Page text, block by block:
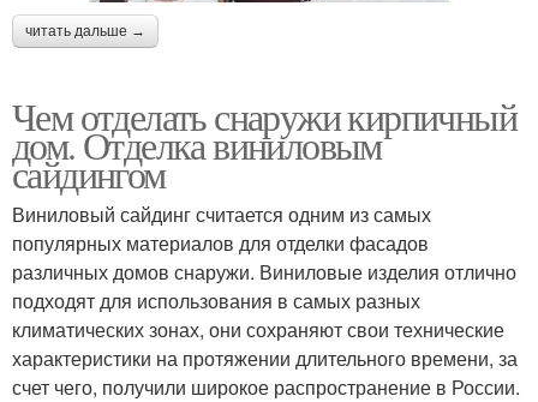
читать дальше →
Чем отделать снаружи кирпичный
дом. Отделка виниловым
сайдингом
Виниловый сайдинг считается одним из самых
популярных материалов для отделки фасадов
различных домов снаружи. Виниловые изделия отлично
подходят для использования в самых разных
климатических зонах, они сохраняют свои технические
характеристики на протяжении длительного времени, за
счет чего, получили широкое распространение в России.